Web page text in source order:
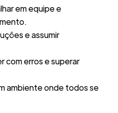
em equipe e
e assumir
com erros e superar
ambiente onde todos se